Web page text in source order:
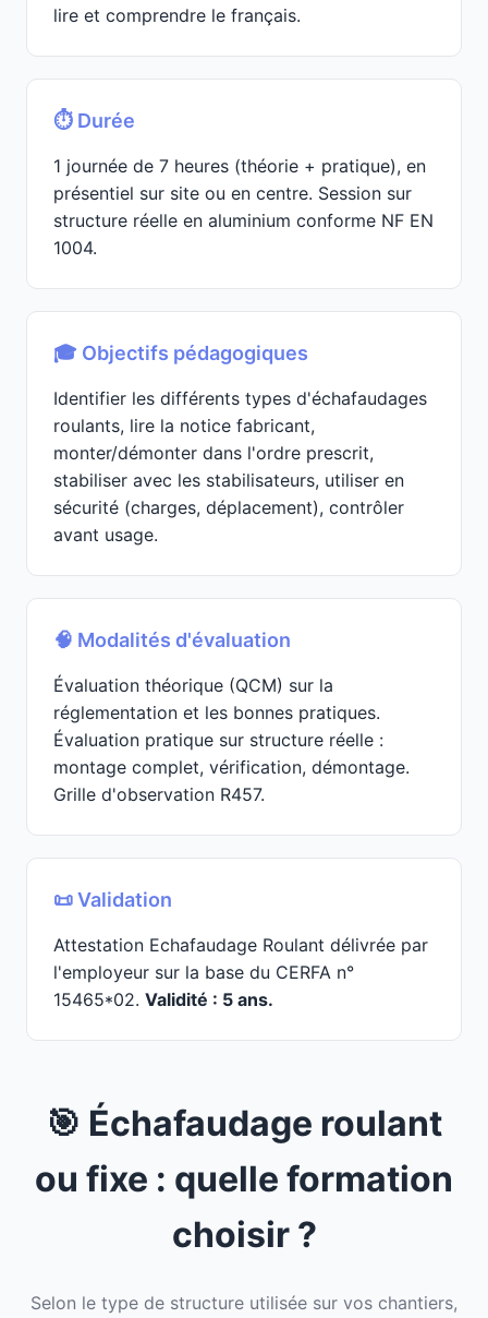
lire et comprendre le français.
⏱️ Durée
1 journée de 7 heures (théorie + pratique), en
présentiel sur site ou en centre. Session sur
structure réelle en aluminium conforme NF EN
1004.
🎓 Objectifs pédagogiques
Identifier les différents types d'échafaudages
roulants, lire la notice fabricant,
monter/démonter dans l'ordre prescrit,
stabiliser avec les stabilisateurs, utiliser en
sécurité (charges, déplacement), contrôler
avant usage.
🧠 Modalités d'évaluation
Évaluation théorique (QCM) sur la
réglementation et les bonnes pratiques.
Évaluation pratique sur structure réelle :
montage complet, vérification, démontage.
Grille d'observation R457.
📜 Validation
Attestation Echafaudage Roulant délivrée par
l'employeur sur la base du CERFA n°
15465*02. Validité : 5 ans.
🎯 Échafaudage roulant
ou fixe : quelle formation
choisir ?
Selon le type de structure utilisée sur vos chantiers,